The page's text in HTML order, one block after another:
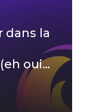
dans la
oui…